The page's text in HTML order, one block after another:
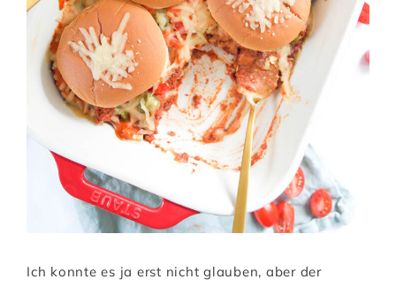
Ich konnte es ja erst nicht glauben, aber der